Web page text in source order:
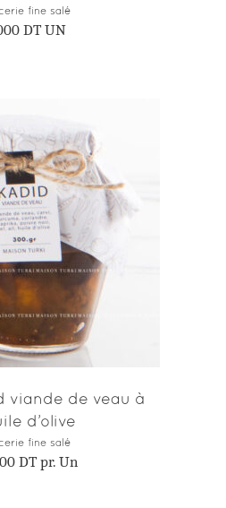
fine salé
DT UN
AU PANIER
viande de veau à
d’olive
fine salé
DT pr. Un